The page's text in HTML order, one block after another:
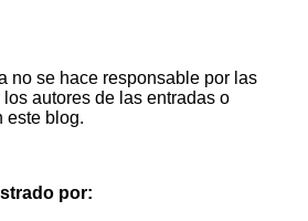
no se hace responsable por las
autores de las entradas o
este blog.
por: